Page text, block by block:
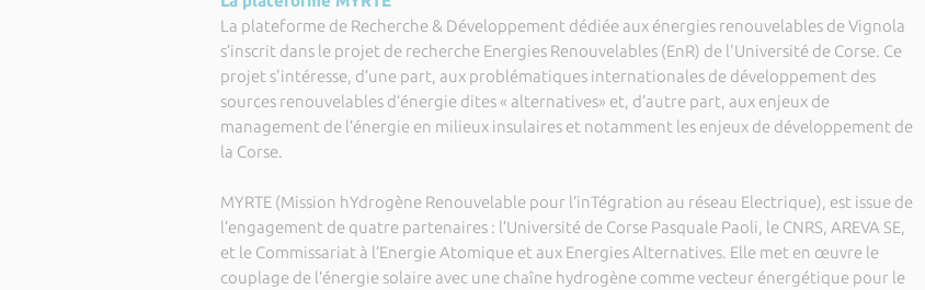
La plateforme de Recherche & Développement dédiée aux énergies renouvelables de Vignola
s’inscrit dans le projet de recherche Energies Renouvelables (EnR) de l'Université de Corse. Ce
projet s'intéresse, d’une part, aux problématiques internationales de développement des
sources renouvelables d’énergie dites « alternatives» et, d’autre part, aux enjeux de
management de l’énergie en milieux insulaires et notamment les enjeux de développement de
la Corse.
MYRTE (Mission hYdrogène Renouvelable pour l’inTégration au réseau Electrique), est issue de
l’engagement de quatre partenaires : l’Université de Corse Pasquale Paoli, le CNRS, AREVA SE,
et le Commissariat à l’Energie Atomique et aux Energies Alternatives. Elle met en œuvre le
couplage de l’énergie solaire avec une chaîne hydrogène comme vecteur énergétique pour le